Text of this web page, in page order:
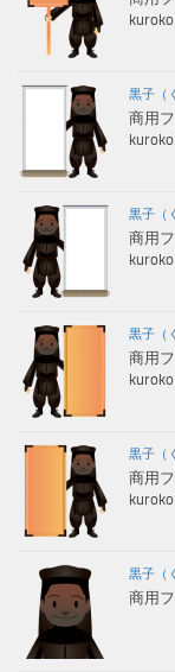
黒子（
商用
黒子（
商用
黒子（
商用
黒子（
商用
黒子（
商用